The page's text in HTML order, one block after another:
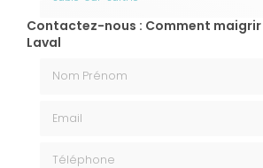
Contactez-nous : Comment maigrir
Laval